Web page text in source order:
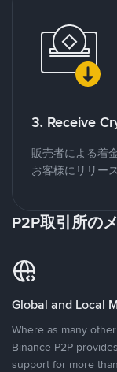
3. Receive
販売者による着
お客様にリリー
P2P取引所の
Global and Local
Where as many
Binance P2P
support for more